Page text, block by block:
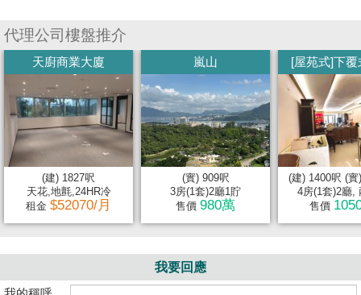
代理公司樓盤推介
天廚商業大廈
(建) 1827呎
天花,地氈,24HR冷
租金 $52070/月
嵐山
(實) 909呎
3房(1套)2廳1貯
售價 980萬
[屋苑式]下覆
(建) 1400呎 (實
4房(1套)2廳,
售價
我要回應